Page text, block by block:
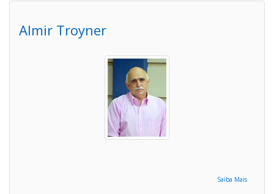
Almir Troyner
Saiba Mais